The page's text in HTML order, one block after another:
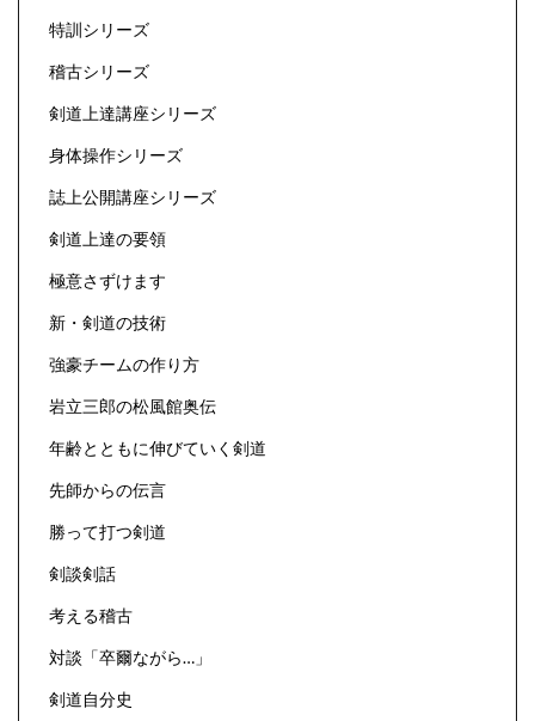
特訓シリーズ
稽古シリーズ
剣道上達講座シリーズ
身体操作シリーズ
誌上公開講座シリーズ
剣道上達の要領
極意さずけます
新・剣道の技術
強豪チームの作り方
岩立三郎の松風館奥伝
年齢とともに伸びていく剣道
先師からの伝言
勝って打つ剣道
剣談剣話
考える稽古
対談「卒爾ながら…」
剣道自分史